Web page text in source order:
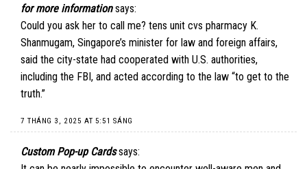
for more information says:
Could you ask her to call me? tens unit cvs pharmacy K.
Shanmugam, Singapore’s minister for law and foreign affairs,
said the city-state had cooperated with U.S. authorities,
including the FBI, and acted according to the law “to get to the
truth.”
7 THÁNG 3, 2025 AT 5:51 SÁNG
Custom Pop-up Cards says: